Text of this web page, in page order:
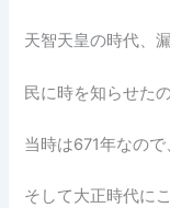
天智天皇の時代、
民に時を知らせた
当時は671年なので
そして大正時代に